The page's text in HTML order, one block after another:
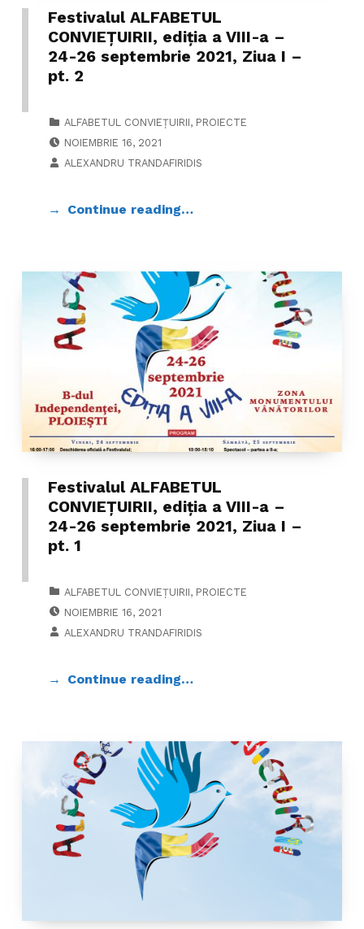
Festivalul ALFABETUL
CONVIEŢUIRII, ediţia a VIII-a –
24-26 septembrie 2021, Ziua I –
pt. 2
ALFABETUL CONVIEȚUIRII, PROIECTE
NOIEMBRIE 16, 2021
ALEXANDRU TRANDAFIRIDIS
Continue reading…
Festivalul ALFABETUL
CONVIEŢUIRII, ediţia a VIII-a –
24-26 septembrie 2021, Ziua I –
pt. 1
ALFABETUL CONVIEȚUIRII, PROIECTE
NOIEMBRIE 16, 2021
ALEXANDRU TRANDAFIRIDIS
Continue reading…